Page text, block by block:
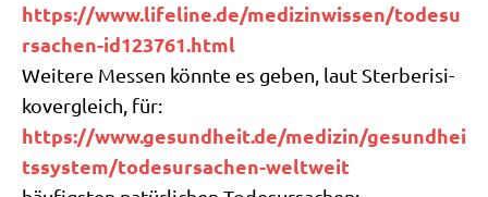
https://​www​.life​line​.de/​m​e​d​i​z​i​n​w​i​s​s​e​n​/​t​o​d​e​s​u​
r​s​a​c​h​e​n​-​i​d​1​2​3​7​6​1​.​h​tml
Wei­te­re Mes­sen könn­te es geben, laut Ster­be­ri­si­
ko­ver­gleich, für:
https://​www​.gesund​heit​.de/​m​e​d​i​z​i​n​/​g​e​s​u​n​d​h​e​i​
t​s​s​y​s​t​e​m​/​t​o​d​e​s​u​r​s​a​c​h​e​n​-​w​e​l​t​w​eit